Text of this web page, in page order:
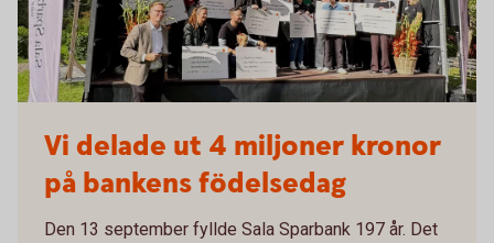
Vi delade ut 4 miljoner kronor
på bankens födelsedag
Den 13 september fyllde Sala Sparbank 197 år. Det